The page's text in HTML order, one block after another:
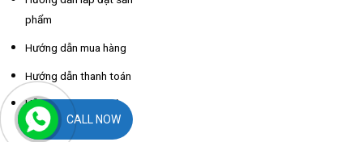
phẩm
Hướng dẫn mua hàng
Hướng dẫn thanh toán
Hỗ trợ thông tin nhà
xe các tỉnhCALL NOW